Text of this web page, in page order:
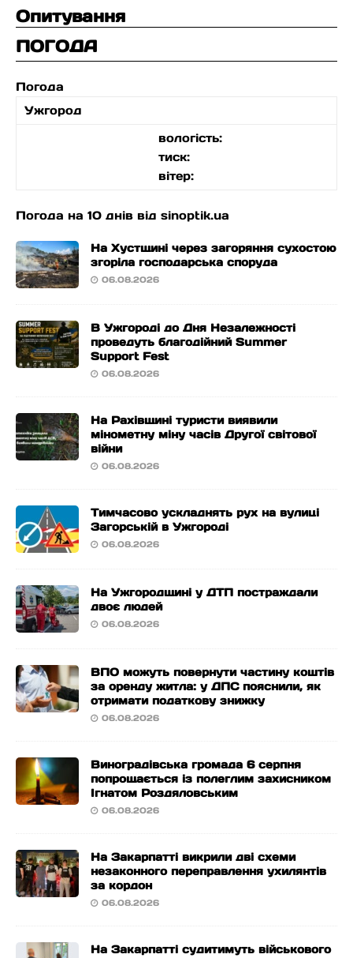
Опитування
ПОГОДА
Погода
Ужгород
вологість:
тиск:
вітер:
Погода на 10 днів від sinoptik.ua
На Хустщині через загоряння сухостою
згоріла господарська споруда
06.08.2026
В Ужгороді до Дня Незалежності
проведуть благодійний Summer
Support Fest
06.08.2026
На Рахівщині туристи виявили
мінометну міну часів Другої світової
війни
06.08.2026
Тимчасово ускладнять рух на вулиці
Загорській в Ужгороді
06.08.2026
На Ужгородщині у ДТП постраждали
двоє людей
06.08.2026
ВПО можуть повернути частину коштів
за оренду житла: у ДПС пояснили, як
отримати податкову знижку
06.08.2026
Виноградівська громада 6 серпня
попрощається із полеглим захисником
Ігнатом Роздяловським
06.08.2026
На Закарпатті викрили дві схеми
незаконного переправлення ухилянтів
за кордон
06.08.2026
На Закарпатті судитимуть військового